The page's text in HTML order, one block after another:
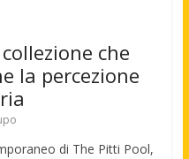
che
la percezione
di The Pitti Pool,